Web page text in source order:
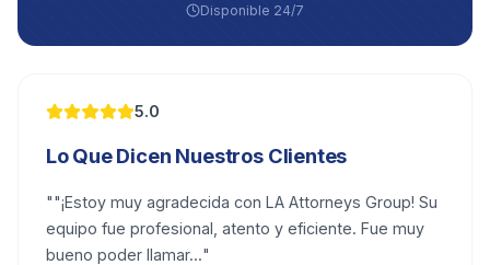
Disponible 24/7
5.0
Lo Que Dicen Nuestros Clientes
""¡Estoy muy agradecida con LA Attorneys Group! Su
equipo fue profesional, atento y eficiente. Fue muy
bueno poder llamar..."